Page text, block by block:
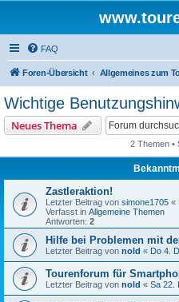
FAQ
Foren-Übersicht
Wichtige
Neues Thema
2 Themen •
Zastleraktion!
Letzter Beitrag von simone1705 «
Verfasst in Allgemeine Themen
Antworten: 2
Hilfe bei Problemen mit
Letzter Beitrag von nold « Do 4.
Tourenforum für
Letzter Beitrag von nold « Sa 22.